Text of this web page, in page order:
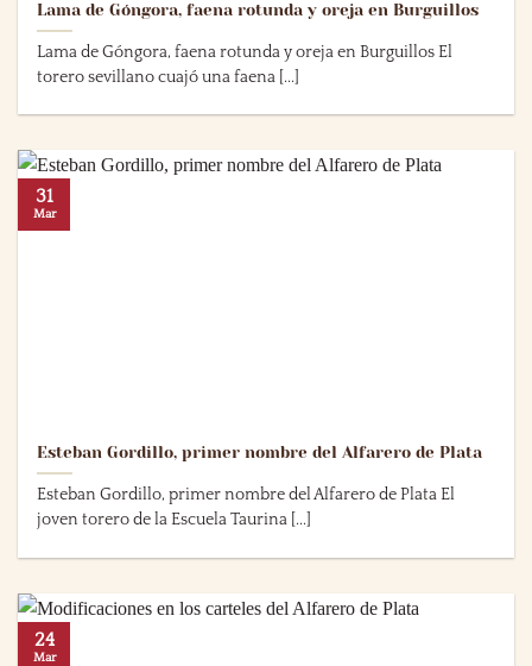
Lama de Góngora, faena rotunda y oreja en Burguillos
Lama de Góngora, faena rotunda y oreja en Burguillos El
torero sevillano cuajó una faena [...]
Esteban Gordillo, primer nombre del Alfarero de Plata
Esteban Gordillo, primer nombre del Alfarero de Plata El
joven torero de la Escuela Taurina [...]
31
Mar
24
Mar